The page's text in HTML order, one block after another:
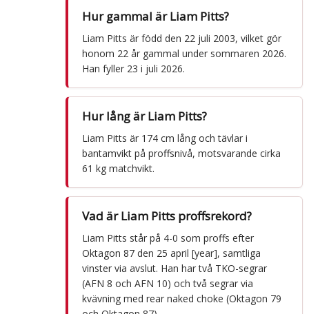
Hur gammal är Liam Pitts?
Liam Pitts är född den 22 juli 2003, vilket gör
honom 22 år gammal under sommaren 2026.
Han fyller 23 i juli 2026.
Hur lång är Liam Pitts?
Liam Pitts är 174 cm lång och tävlar i
bantamvikt på proffsnivå, motsvarande cirka
61 kg matchvikt.
Vad är Liam Pitts proffsrekord?
Liam Pitts står på 4-0 som proffs efter
Oktagon 87 den 25 april [year], samtliga
vinster via avslut. Han har två TKO-segrar
(AFN 8 och AFN 10) och två segrar via
kvävning med rear naked choke (Oktagon 79